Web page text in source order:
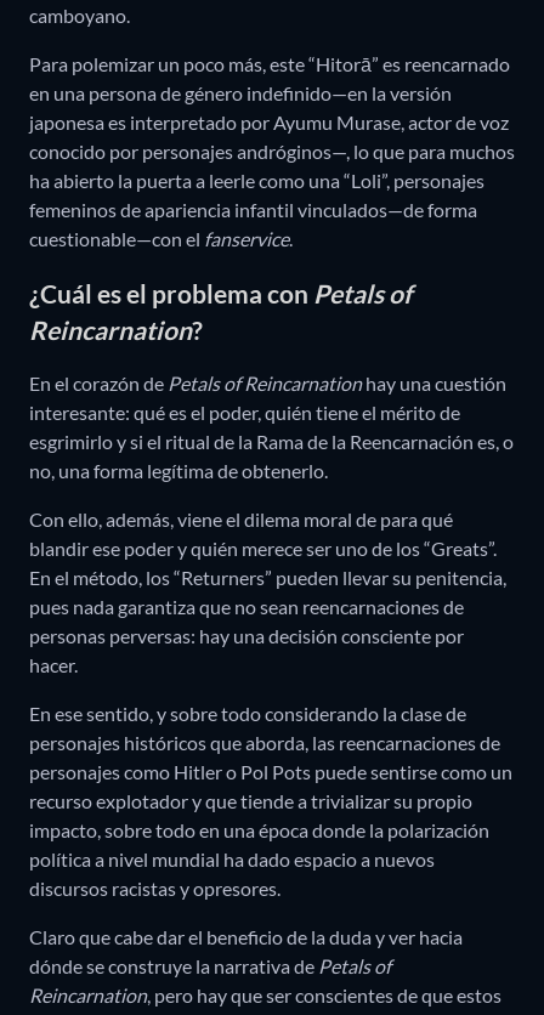
camboyano.
Para polemizar un poco más, este “Hitorā” es reencarnado
en una persona de género indefinido—en la versión
japonesa es interpretado por Ayumu Murase, actor de voz
conocido por personajes andróginos—, lo que para muchos
ha abierto la puerta a leerle como una “Loli”, personajes
femeninos de apariencia infantil vinculados—de forma
cuestionable—con el fanservice.
¿Cuál es el problema con Petals of
Reincarnation?
En el corazón de Petals of Reincarnationhay una cuestión
interesante: qué es el poder, quién tiene el mérito de
esgrimirlo y si el ritual de la Rama de la Reencarnación es, o
no, una forma legítima de obtenerlo.
Con ello, además, viene el dilema moral de para qué
blandir ese poder y quién merece ser uno de los “Greats”.
En el método, los “Returners” pueden llevar su penitencia,
pues nada garantiza que no sean reencarnaciones de
personas perversas: hay una decisión consciente por
hacer.
En ese sentido, y sobre todo considerando la clase de
personajes históricos que aborda, las reencarnaciones de
personajes como Hitler o Pol Pots puede sentirse como un
recurso explotador y que tiende a trivializar su propio
impacto, sobre todo en una época donde la polarización
política a nivel mundial ha dado espacio a nuevos
discursos racistas y opresores.
Claro que cabe dar el beneficio de la duda y ver hacia
dónde se construye la narrativa de Petals of
Reincarnation, pero hay que ser conscientes de que estos